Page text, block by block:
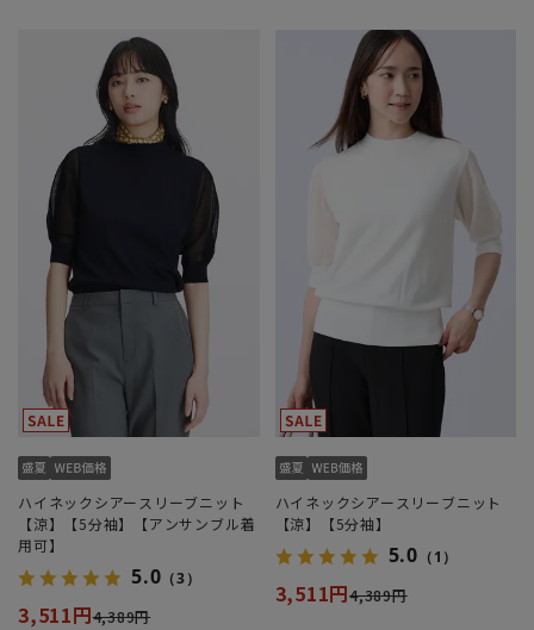
ハイネックシアースリーブニット
【涼】【5分袖】【アンサンブル着
用可】
5.0 （3）
3,511円4,389円
ハイネックシアースリーブニット
【涼】【5分袖】
5.0 （1）
3,511円4,389円